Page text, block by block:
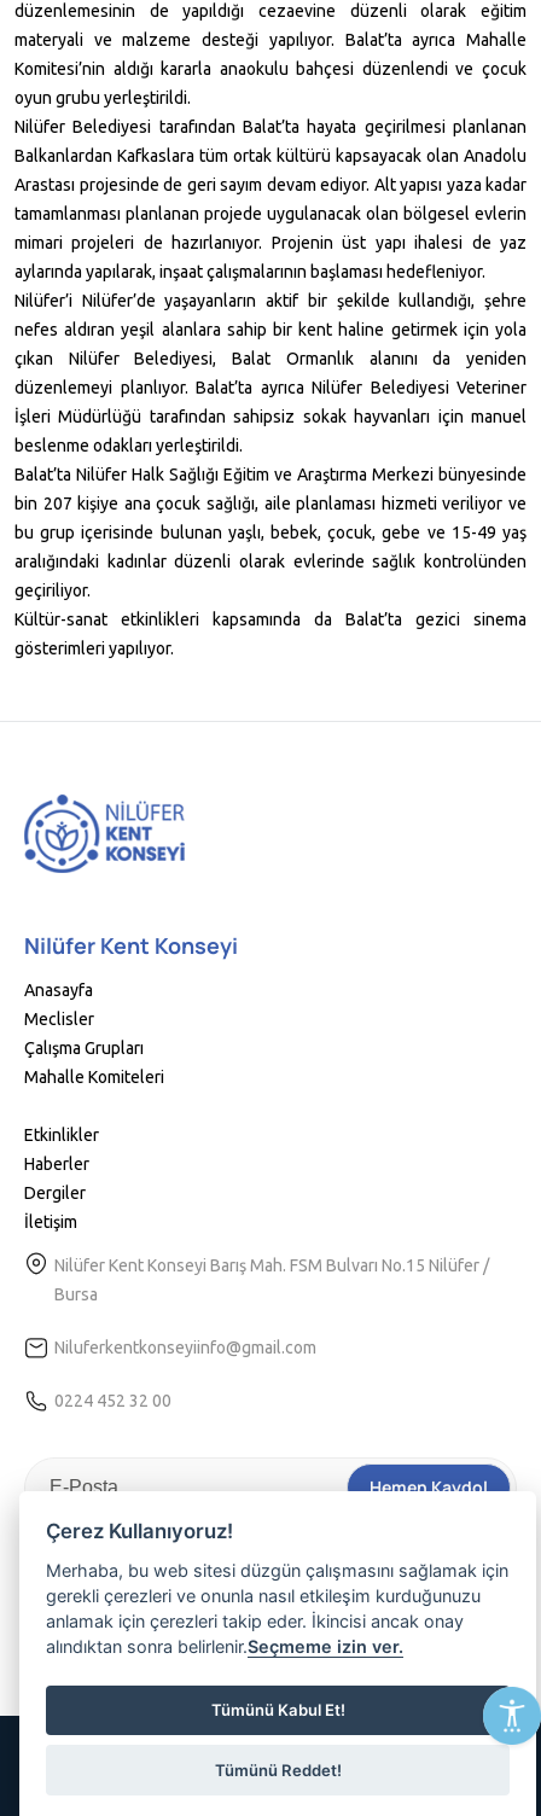
düzenlemesinin de yapıldığı cezaevine düzenli olarak eğitim
materyali ve malzeme desteği yapılıyor. Balat’ta ayrıca Mahalle
Komitesi’nin aldığı kararla anaokulu bahçesi düzenlendi ve çocuk
oyun grubu yerleştirildi.
Nilüfer Belediyesi tarafından Balat’ta hayata geçirilmesi planlanan
Balkanlardan Kafkaslara tüm ortak kültürü kapsayacak olan Anadolu
Arastası projesinde de geri sayım devam ediyor. Alt yapısı yaza kadar
tamamlanması planlanan projede uygulanacak olan bölgesel evlerin
mimari projeleri de hazırlanıyor. Projenin üst yapı ihalesi de yaz
aylarında yapılarak, inşaat çalışmalarının başlaması hedefleniyor.
Nilüfer’i Nilüfer’de yaşayanların aktif bir şekilde kullandığı, şehre
nefes aldıran yeşil alanlara sahip bir kent haline getirmek için yola
çıkan Nilüfer Belediyesi, Balat Ormanlık alanını da yeniden
düzenlemeyi planlıyor. Balat’ta ayrıca Nilüfer Belediyesi Veteriner
İşleri Müdürlüğü tarafından sahipsiz sokak hayvanları için manuel
beslenme odakları yerleştirildi.
Balat’ta Nilüfer Halk Sağlığı Eğitim ve Araştırma Merkezi bünyesinde
bin 207 kişiye ana çocuk sağlığı, aile planlaması hizmeti veriliyor ve
bu grup içerisinde bulunan yaşlı, bebek, çocuk, gebe ve 15-49 yaş
aralığındaki kadınlar düzenli olarak evlerinde sağlık kontrolünden
geçiriliyor.
Kültür-sanat etkinlikleri kapsamında da Balat’ta gezici sinema
gösterimleri yapılıyor.
Nilüfer Kent Konseyi
Anasayfa
Meclisler
Çalışma Grupları
Mahalle Komiteleri
Etkinlikler
Haberler
Dergiler
İletişim
Nilüfer Kent Konseyi Barış Mah. FSM Bulvarı No.15 Nilüfer /
Bursa
Niluferkentkonseyiinfo@gmail.com
0224 452 32 00
Hemen Kaydol
Tarafıma kişiselleştirilmiş bir hizmet sunulabilmesi için
Nilüferli olmanın ayrıcalığını yaşamak, etkinliklerimizden haberdar
olmak ve üyemiz olmak isterseniz lütfen e-posta adresinizi
© 2026 Tüm Hakları Saklıdır
Çerez Kullanıyoruz!
Merhaba, bu web sitesi düzgün çalışmasını sağlamak için
gerekli çerezleri ve onunla nasıl etkileşim kurduğunuzu
anlamak için çerezleri takip eder. İkincisi ancak onay
alındıktan sonra belirlenir.Seçmeme izin ver.
Tümünü Kabul Et!
Tümünü Reddet!